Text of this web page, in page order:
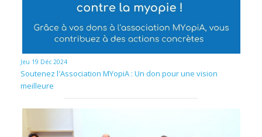
Jeu 19 Déc 2024
Soutenez l'Association MYopiA : Un don pour une vision
meilleure